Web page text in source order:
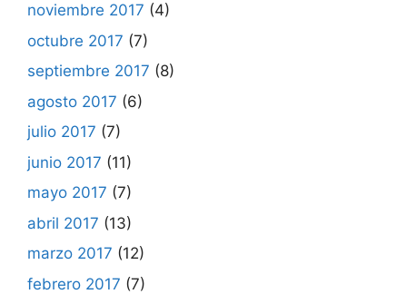
noviembre 2017 (4)
octubre 2017 (7)
septiembre 2017 (8)
agosto 2017 (6)
julio 2017 (7)
junio 2017 (11)
mayo 2017 (7)
abril 2017 (13)
marzo 2017 (12)
febrero 2017 (7)